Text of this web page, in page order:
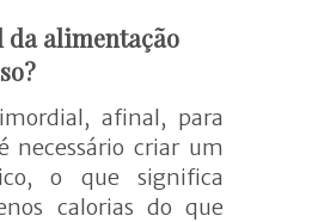
da alimentação
afinal, para
necessário criar um
o que significa
calorias do que